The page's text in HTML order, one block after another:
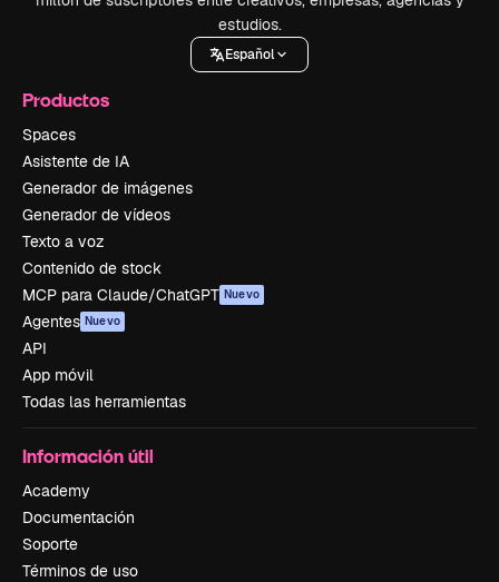
estudios.
Español
Productos
Spaces
Asistente de IA
Generador de imágenes
Generador de vídeos
Texto a voz
Contenido de stock
MCP para Claude/ChatGPT Nuevo
Agentes Nuevo
API
App móvil
Todas las herramientas
Información útil
Academy
Documentación
Soporte
Términos de uso